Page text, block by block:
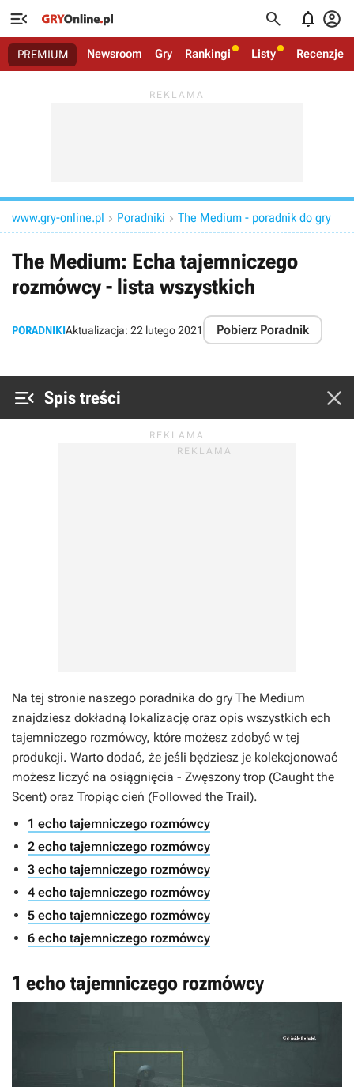
   
PREMIUM Newsroom Gry Rankingi Listy Recenzje
www.gry-online.pl  Poradniki  The Medium - poradnik do gry
The Medium: Echa tajemniczego
rozmówcy - lista wszystkich
PORADNIKIAktualizacja: 22 lutego 2021 Pobierz Poradnik
 Spis treści 
Na tej stronie naszego poradnika do gry The Medium
znajdziesz dokładną lokalizację oraz opis wszystkich ech
tajemniczego rozmówcy, które możesz zdobyć w tej
produkcji. Warto dodać, że jeśli będziesz je kolekcjonować
możesz liczyć na osiągnięcia - Zwęszony trop (Caught the
Scent) oraz Tropiąc cień (Followed the Trail).
1 echo tajemniczego rozmówcy
2 echo tajemniczego rozmówcy
3 echo tajemniczego rozmówcy
4 echo tajemniczego rozmówcy
5 echo tajemniczego rozmówcy
6 echo tajemniczego rozmówcy
1 echo tajemniczego rozmówcy